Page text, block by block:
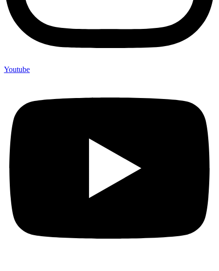
Youtube